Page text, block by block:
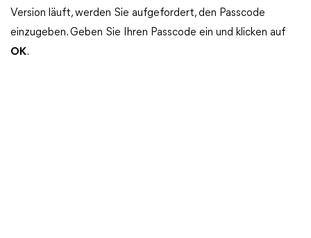
Version läuft, werden Sie aufgefordert, den Passcode
einzugeben. Geben Sie Ihren Passcode ein und klicken auf
OK.